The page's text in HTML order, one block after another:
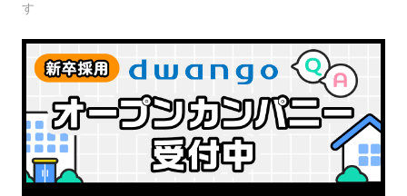
す